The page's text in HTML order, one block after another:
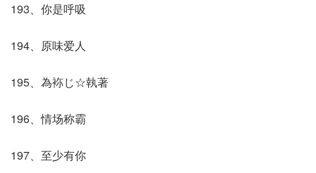
193、你是呼吸
194、原味爱人
195、為袮じ☆執著
196、情场称霸
197、至少有你